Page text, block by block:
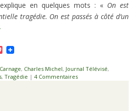
en quelques mots : « On est
tragédie. On est passés à côté d’un
Pocket
Carnage, Charles Michel, Journal Télévisé,
, Tragédie | 4 Commentaires